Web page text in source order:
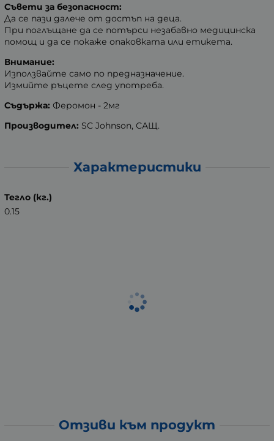
Съвети за безопасност:
Да се пази далече от достъп на деца.
При поглъщане да се потърси незабавно медицинска
помощ и да се покаже опаковката или етикета.
Внимание:
Използвайте само по предназначение.
Измийте ръцете след употреба.
Съдържа: Феромон - 2мг
Производител: SC Johnson, САЩ.
Характеристики
Тегло (кг.)
0.15
Отзиви към продукт